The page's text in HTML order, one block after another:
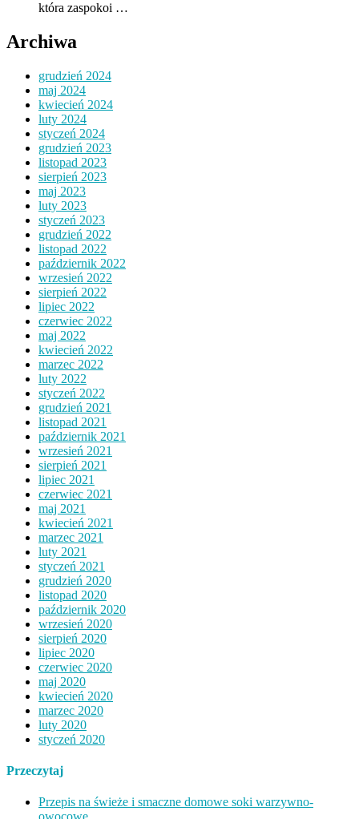
która zaspokoi …
Archiwa
grudzień 2024
maj 2024
kwiecień 2024
luty 2024
styczeń 2024
grudzień 2023
listopad 2023
sierpień 2023
maj 2023
luty 2023
styczeń 2023
grudzień 2022
listopad 2022
październik 2022
wrzesień 2022
sierpień 2022
lipiec 2022
czerwiec 2022
maj 2022
kwiecień 2022
marzec 2022
luty 2022
styczeń 2022
grudzień 2021
listopad 2021
październik 2021
wrzesień 2021
sierpień 2021
lipiec 2021
czerwiec 2021
maj 2021
kwiecień 2021
marzec 2021
luty 2021
styczeń 2021
grudzień 2020
listopad 2020
październik 2020
wrzesień 2020
sierpień 2020
lipiec 2020
czerwiec 2020
maj 2020
kwiecień 2020
marzec 2020
luty 2020
styczeń 2020
Przeczytaj
Przepis na świeże i smaczne domowe soki warzywno-